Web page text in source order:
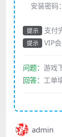
安装密码
提示 支付
提示
VIP
问题： 游戏
回答： 工单
admin